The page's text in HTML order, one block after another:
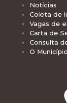
Notícias
Coleta de
Vagas de
Carta de
Consulta
O Município